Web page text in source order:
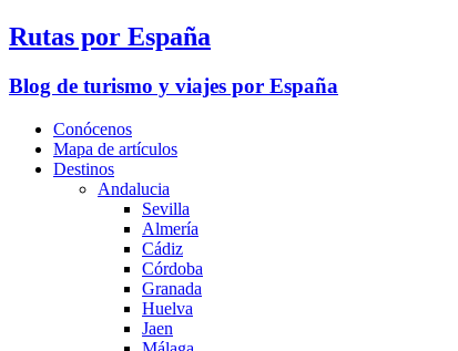
Rutas por España
Blog de turismo y viajes por España
Conócenos
Mapa de artículos
Destinos
Andalucia
Sevilla
Almería
Cádiz
Córdoba
Granada
Huelva
Jaen